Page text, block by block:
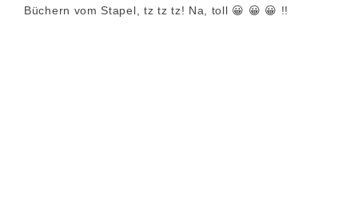
Büchern vom Stapel, tz tz tz! Na, toll 😀 😀 😀 !!